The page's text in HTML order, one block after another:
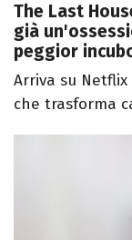
The Last
già
peggior
Arriva su
che trasforma